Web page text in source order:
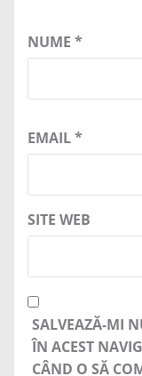
NUME *
EMAIL*
SITE WEB
SALVEAZĂ-MI
ÎN ACEST
CÂND O SĂ